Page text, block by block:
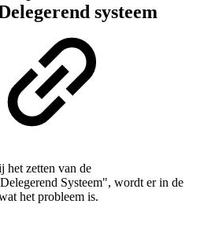
systeem
het zetten van de
Systeem", wordt er in de
het probleem is.